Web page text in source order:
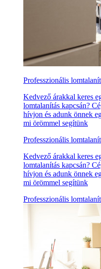
Professzionális
Kedvező árakkal keres
lomtalanítás kapcsán?
hívjon és adunk önnek
mi örömmel segítünk
Professzionális
Kedvező árakkal keres
lomtalanítás kapcsán?
hívjon és adunk önnek
mi örömmel segítünk
Professzionális